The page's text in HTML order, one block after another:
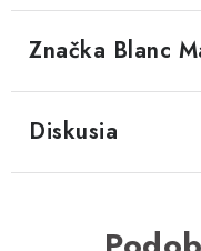
Značka Blanc
Diskusia